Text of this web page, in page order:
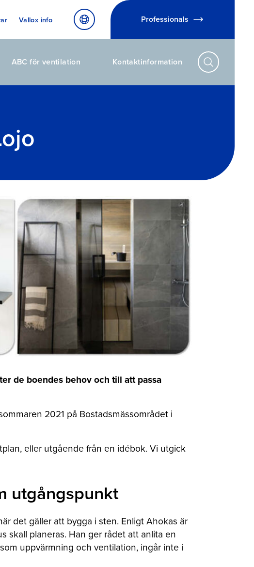
Vallox info Professionals
ABC för ventilation Kontaktinformation
de boendes behov och till att passa
2021 på Bostadsmässområdet i
eller utgående från en idébok. Vi utgick
utgångspunkt
det gäller att bygga i sten. Enligt Ahokas är
skall planeras. Han ger rådet att anlita en
uppvärmning och ventilation, ingår inte i